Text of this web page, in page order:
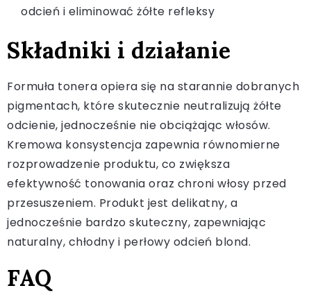
odcień i eliminować żółte refleksy
Składniki i działanie
Formuła tonera opiera się na starannie dobranych
pigmentach, które skutecznie neutralizują żółte
odcienie, jednocześnie nie obciążając włosów.
Kremowa konsystencja zapewnia równomierne
rozprowadzenie produktu, co zwiększa
efektywność tonowania oraz chroni włosy przed
przesuszeniem. Produkt jest delikatny, a
jednocześnie bardzo skuteczny, zapewniając
naturalny, chłodny i perłowy odcień blond.
FAQ